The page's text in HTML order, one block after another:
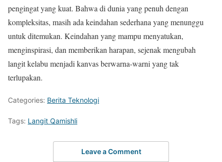
pengingat yang kuat. Bahwa di dunia yang penuh dengan
kompleksitas, masih ada keindahan sederhana yang menunggu
untuk ditemukan. Keindahan yang mampu menyatukan,
menginspirasi, dan memberikan harapan, sejenak mengubah
langit kelabu menjadi kanvas berwarna-warni yang tak
terlupakan.
Categories: Berita Teknologi
Tags: Langit Qamishli
Leave a Comment